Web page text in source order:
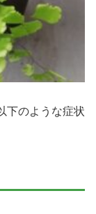
下のような症状